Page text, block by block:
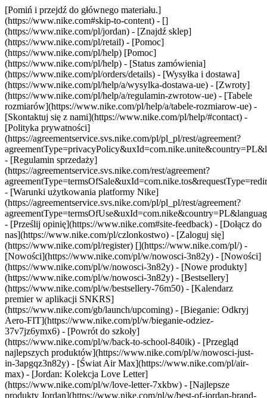
[Pomiń i przejdź do głównego materiału.]
(https://www.nike.com#skip-to-content) - []
(https://www.nike.com/pl/jordan) - [Znajdź sklep]
(https://www.nike.com/pl/retail) - [Pomoc]
(https://www.nike.com/pl/help) [Pomoc]
(https://www.nike.com/pl/help) - [Status zamówienia]
(https://www.nike.com/pl/orders/details) - [Wysyłka i dostawa]
(https://www.nike.com/pl/help/a/wysylka-dostawa-ue) - [Zwroty]
(https://www.nike.com/pl/help/a/regulamin-zwrotow-ue) - [Tabele
rozmiarów](https://www.nike.com/pl/help/a/tabele-rozmiarow-ue) -
[Skontaktuj się z nami](https://www.nike.com/pl/help/#contact) -
[Polityka prywatności]
(https://agreementservice.svs.nike.com/pl/pl_pl/rest/agreement?
- [Regulamin sprzedaży]
(https://agreementservice.svs.nike.com/rest/agreement?
- [Warunki użytkowania platformy Nike]
(https://agreementservice.svs.nike.com/pl/pl_pl/rest/agreement?
- [Prześlij opinię](https://www.nike.com#site-feedback) - [Dołącz do
nas](https://www.nike.com/pl/czlonkostwo) - [Zaloguj się]
(https://www.nike.com/pl/register) [](https://www.nike.com/pl/) -
[Nowości](https://www.nike.com/pl/w/nowosci-3n82y) - [Nowości]
(https://www.nike.com/pl/w/nowosci-3n82y) - [Nowe produkty]
(https://www.nike.com/pl/w/nowosci-3n82y) - [Bestsellery]
(https://www.nike.com/pl/w/bestsellery-76m50) - [Kalendarz
premier w aplikacji SNKRS]
(https://www.nike.com/gb/launch/upcoming) - [Bieganie: Odkryj
Aero-FIT](https://www.nike.com/pl/w/bieganie-odziez-
37v7jz6ymx6) - [Powrót do szkoły]
(https://www.nike.com/pl/w/back-to-school-840ik) - [Przegląd
najlepszych produktów](https://www.nike.com/pl/w/nowosci-just-
in-3apgqz3n82y) - [Świat Air Max](https://www.nike.com/pl/air-
max) - [Jordan: Kolekcja Love Letter]
(https://www.nike.com/pl/w/love-letter-7xkbw) - [Najlepsze
produkty Jordan](https://www.nike.com/pl/w/best-of-jordan-brand-